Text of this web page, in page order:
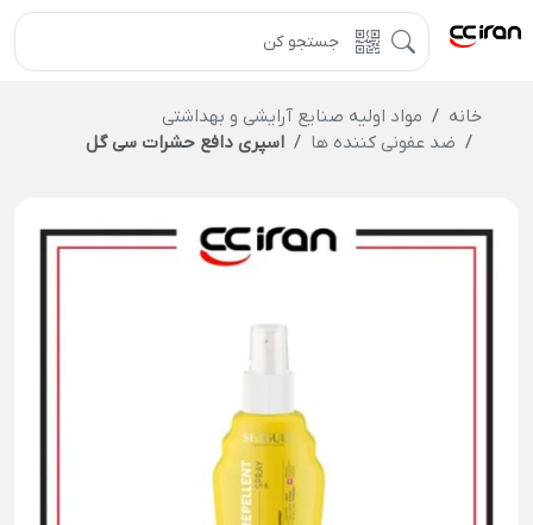
خانه
مواد اولیه صنایع آرایشی و بهداشتی
ضد عفونی کننده ها
اسپری دافع حشرات سی گل